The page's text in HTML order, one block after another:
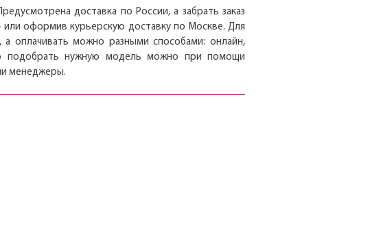
доставка по России, а забрать заказ
оформив курьерскую доставку по Москве. Для
а оплачивать можно разными способами: онлайн,
подобрать нужную модель можно при помощи
менеджеры.